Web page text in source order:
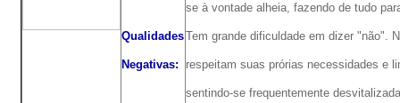
Qualidades
Negativas:
se à vontade alheia, fazendo de tudo
Tem grande dificuldade em dizer "não".
respeitam suas prórias necessidades e
sentindo-se frequentemente